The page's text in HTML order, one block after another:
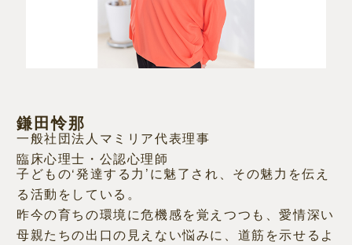
鎌田怜那
一般社団法人マミリア代表理事
臨床心理士・公認心理師
子どもの‘発達する力’に魅了され、その魅力を伝え
る活動をしている。
昨今の育ちの環境に危機感を覚えつつも、愛情深い
母親たちの出口の見えない悩みに、道筋を示せるよ